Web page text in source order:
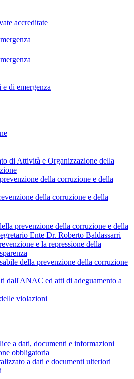
accreditate
di emergenza
di Attività e Organizzazione della
della corruzione e della
della corruzione e della
prevenzione della corruzione e della
Ente Dr. Roberto Baldassarri
e la repressione della
della prevenzione della corruzione
dall'ANAC ed atti di adeguamento a
violazioni
a dati, documenti e informazioni
obbligatoria
a dati e documenti ulteriori